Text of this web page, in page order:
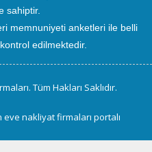
sahiptir.
memnuniyeti anketleri ile belli
edilmektedir.
Tüm Hakları Saklıdır.
nakliyat firmaları portalı